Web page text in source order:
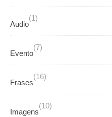
Audio
(1)
Evento
(7)
Frases
(16)
Imagens
(10)